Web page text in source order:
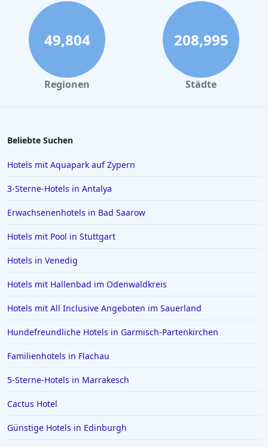
Hotels mit Pool in Tirol
Hotels mit Pool in Königssee
Hotels mit Pool in Tegernsee
Hotels mit Pool in Dresden
Hotels mit Pool in Florenz
49,804
Regionen
208,995
Städte
Beliebte Suchen
Hotels mit Aquapark auf Zypern
3-Sterne-Hotels in Antalya
Erwachsenenhotels in Bad Saarow
Hotels mit Pool in Stuttgart
Hotels in Venedig
Hotels mit Hallenbad im Odenwaldkreis
Hotels mit All Inclusive Angeboten im Sauerland
Hundefreundliche Hotels in Garmisch-Partenkirchen
Familienhotels in Flachau
5-Sterne-Hotels in Marrakesch
Cactus Hotel
Günstige Hotels in Edinburgh